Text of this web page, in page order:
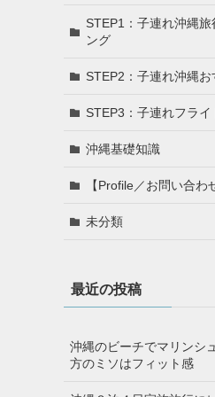
STEP1：子連れ沖縄旅
ング
STEP2：子連れ沖縄お
STEP3：子連れフライ
沖縄基礎知識
【Profile／お問い合わ
未分類
最近の投稿
沖縄のビーチでマリンシ
方のミソはフィット感